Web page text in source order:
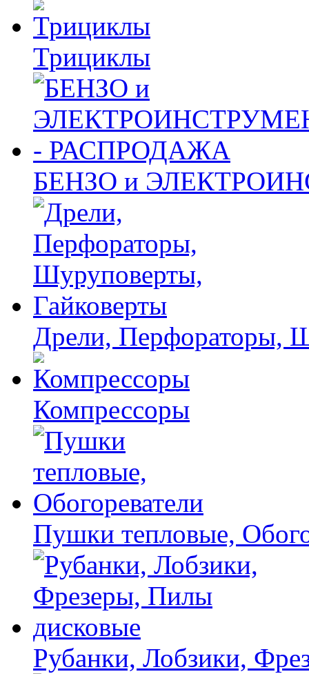
Трициклы
БЕНЗО и
Дрели, Перфораторы,
Компрессоры
Пушки тепловые,
Рубанки, Лобзики,